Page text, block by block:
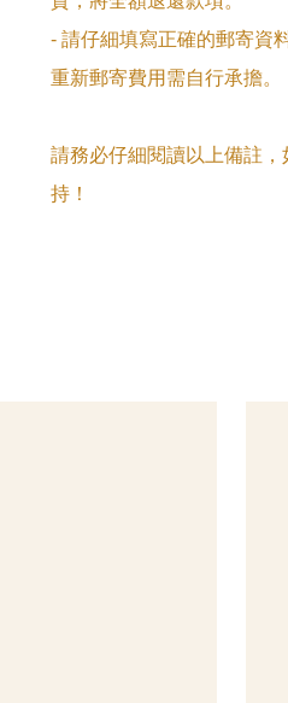
- 請仔細填寫正確的郵寄資
重新郵寄費用需自行承擔。
請務必仔細閱讀以上備註
持！